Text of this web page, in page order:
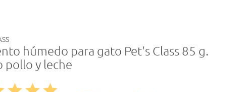
húmedo para gato Pet's Class 85 g.
pollo y leche